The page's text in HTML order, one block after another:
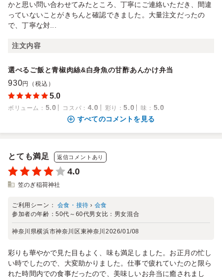
かと思い問い合わせてみたところ、丁寧にご連絡いただき、間違
っていないことがきちんと確認できました。大量注文だったの
で、丁寧な対...
注文内容
選べるご飯と青椒肉絲&白身魚の甘酢あんかけ弁当
930円（税込）
5.0
ボリューム ： 5.0 コスパ ： 4.0 彩り ：5.0 味 ： 5.0
すべてのコメントを見る
とても満足 返信コメントあり
4.0
笠のぎ稲荷神社
ご利用シーン： 会食・接待 › 会食
参加者の年齢：50代～60代男女比： 男女混合
神奈川県横浜市神奈川区東神奈川 2026/01/08
彩りも華やかで見た目もよく、味も満足しました。お正月の忙し
い時でしたので、大変助かりました。仕事で疲れていたのと限ら
れた時間内での食事だったので、美味しいお弁当に癒されまし